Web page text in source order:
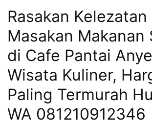
Rasakan Kelezatan
Masakan Makanan
di Cafe Pantai
Wisata Kuliner,
Paling Termurah
WA 081210912346